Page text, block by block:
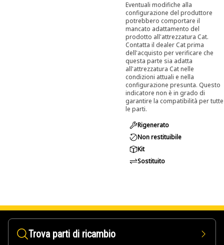
Eventuali modifiche alla
configurazione del produttore
potrebbero comportare il
mancato adattamento del
prodotto all'attrezzatura Cat.
Contatta il dealer Cat prima
dell'acquisto per verificare che
questa parte sia adatta
all'attrezzatura Cat nelle
condizioni attuali e nella
configurazione presunta. Questo
indicatore non è in grado di
garantire la compatibilità per tutte
le parti.
Rigenerato
Non restituibile
Kit
Sostituito
Trova parti di ricambio